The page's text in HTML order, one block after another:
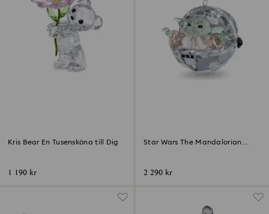
Kris Bear En Tusensköna till Dig
1 190 kr
Star Wars The Mandalorian
2 290 kr